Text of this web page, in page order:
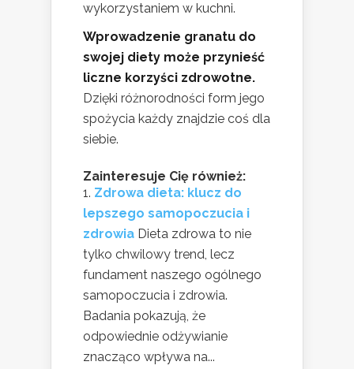
wykorzystaniem w kuchni.
Wprowadzenie granatu do
swojej diety może przynieść
liczne korzyści zdrowotne.
Dzięki różnorodności form jego
spożycia każdy znajdzie coś dla
siebie.
Zainteresuje Cię również:
Zdrowa dieta: klucz do
lepszego samopoczucia i
zdrowia Dieta zdrowa to nie
tylko chwilowy trend, lecz
fundament naszego ogólnego
samopoczucia i zdrowia.
Badania pokazują, że
odpowiednie odżywianie
znacząco wpływa na...